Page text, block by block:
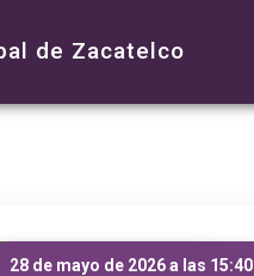
de Zacatelco
28 de mayo de 2026 a las 15:40